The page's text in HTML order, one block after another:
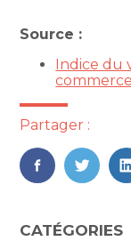
Source :
Indice du
Partager :
FaceBook
Blog
CATÉGORIES